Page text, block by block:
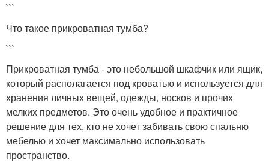
```
Что такое прикроватная тумба?
```
Прикроватная тумба - это небольшой шкафчик или ящик,
который располагается под кроватью и используется для
хранения личных вещей, одежды, носков и прочих
мелких предметов. Это очень удобное и практичное
решение для тех, кто не хочет забивать свою спальню
мебелью и хочет максимально использовать
пространство.